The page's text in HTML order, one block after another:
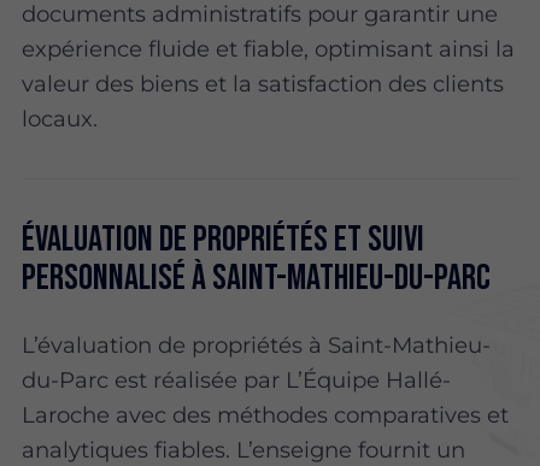
documents administratifs pour garantir une
expérience fluide et fiable, optimisant ainsi la
valeur des biens et la satisfaction des clients
locaux.
Évaluation de propriétés et suivi
personnalisé à Saint-Mathieu-du-Parc
L’évaluation de propriétés à Saint-Mathieu-
du-Parc est réalisée par L’Équipe Hallé-
Laroche avec des méthodes comparatives et
analytiques fiables. L’enseigne fournit un